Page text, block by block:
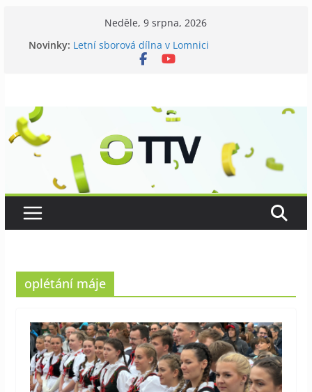
Neděle, 9 srpna, 2026
Novinky: Letní sborová dílna v Lomnici
Chovatelé si připomněli 120 let své existence
oplétání máje